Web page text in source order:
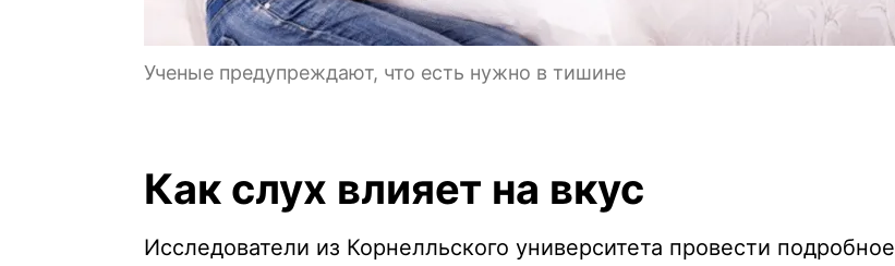
Ученые предупреждают, что есть нужно в тишине
Как слух влияет на вкус
Исследователи из Корнелльского университета провести подробное